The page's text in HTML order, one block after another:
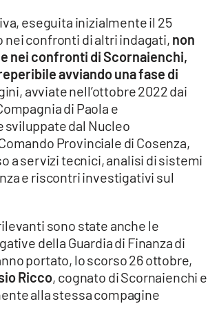
eseguita inizialmente il 25
confronti di altri indagati, non
nei confronti di Scornaienchi,
avviando una fase di
avviate nell’ottobre 2022 dai
di Paola e
dal Nucleo
Provinciale di Cosenza,
a servizi tecnici, analisi di sistemi
e riscontri investigativi sul
sono state anche le
della Guardia di Finanza di
portato, lo scorso 26 ottobre,
Ricco, cognato di Scornaienchi e
alla stessa compagine